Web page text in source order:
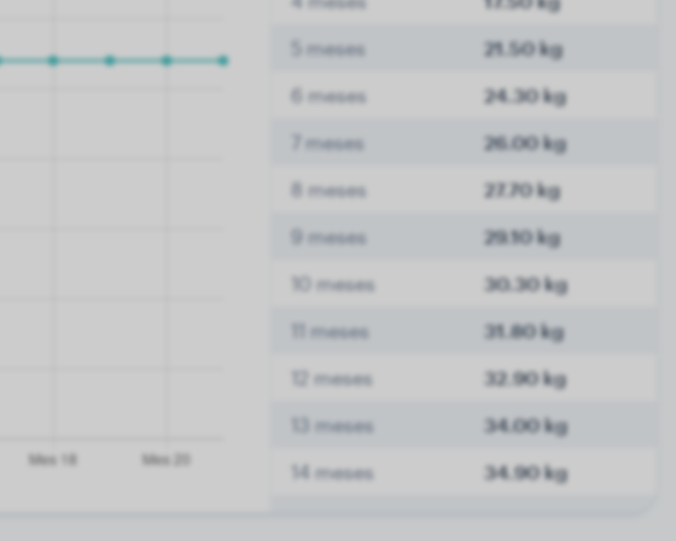
5 meses 21.50 kg
6 meses 24.30 kg
7 meses 26.00 kg
8 meses 27.70 kg
9 meses 29.10 kg
10 meses 30.30 kg
11 meses 31.80 kg
12 meses 32.90 kg
13 meses 34.00 kg
14 meses 34.90 kg